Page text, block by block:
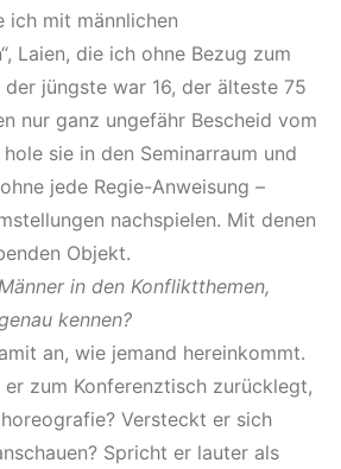
ich mit männlichen
Laien, die ich ohne Bezug zum
jüngste war 16, der älteste 75
nur ganz ungefähr Bescheid vom
sie in den Seminarraum und
jede Regie-Anweisung –
nachspielen. Mit denen
Objekt.
in den Konfliktthemen,
kennen?
an, wie jemand hereinkommt.
zum Konferenztisch zurücklegt,
Versteckt er sich
Spricht er lauter als